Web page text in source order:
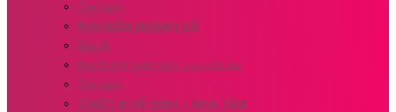
Tay nắm
PHỤ KIỆN NGÀNH GỖ
Bản lề
Ray trượt ngăn kéo, ray cửa lùa
Tay nắm
THIẾT BỊ VỆ SINH – NHÀ TẮM